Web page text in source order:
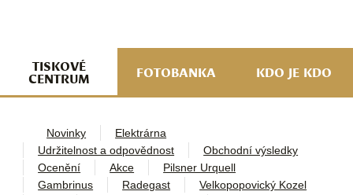
TISKOVÉ
CENTRUM FOTOBANKA KDO JE KDO
Novinky
Elektrárna
Udržitelnost a odpovědnost
Obchodní výsledky
Ocenění
Akce
Pilsner Urquell
Gambrinus
Radegast
Velkopopovický Kozel